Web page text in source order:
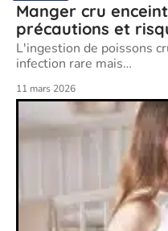
Manger cru
précautions et
L'ingestion de poissons
infection rare mais…
11 mars 2026